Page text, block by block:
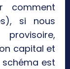
comment
si nous
capital et
schéma est